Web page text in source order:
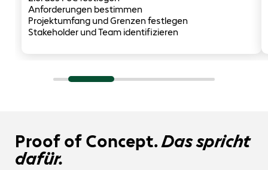
Anforderungen bestimmen
Projektumfang und Grenzen festlegen
Stakeholder und Team identifizieren
Proof of Concept.Das spricht
dafür.